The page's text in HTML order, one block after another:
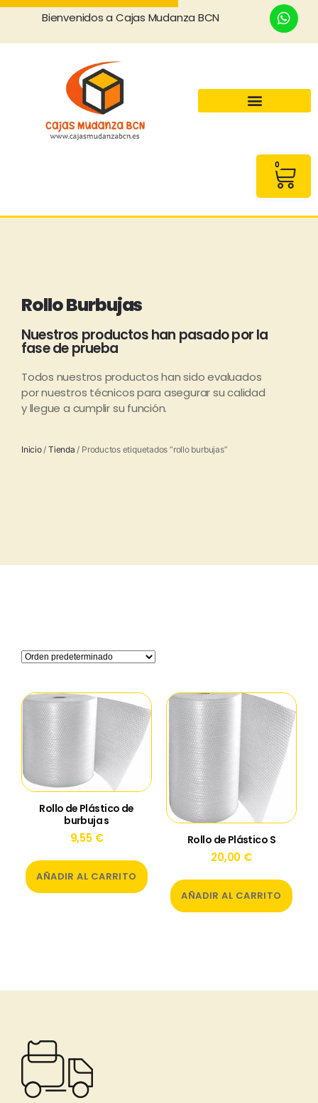
Bienvenidos a Cajas Mudanza BCN
0
Rollo Burbujas
Nuestros productos han pasado por la
fase de prueba
Todos nuestros productos han sido evaluados
por nuestros técnicos para asegurar su calidad
y llegue a cumplir su función.
Inicio/ Tienda / Productos etiquetados “rollo burbujas”
Rollo de Plástico de
burbuja s
9,55 €
AÑADIR AL CARRITO
Rollo de Plástico S
20,00 €
AÑADIR AL CARRITO